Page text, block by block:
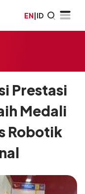
EN|ID
Prestasi
Medali
Robotik